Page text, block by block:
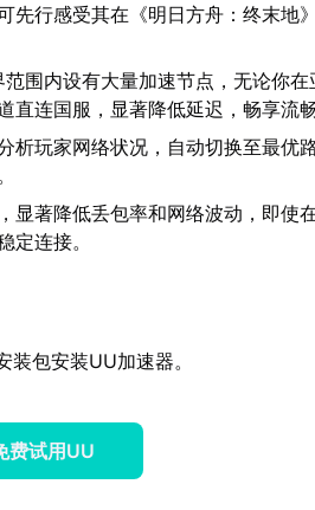
先行感受其在《明日方舟：终末地
范围内设有大量加速节点，无论你
直连国服，显著降低延迟，畅享流
析玩家网络状况，自动切换至最优
显著降低丢包率和网络波动，即使
定连接。
包安装UU加速器。
费试用UU